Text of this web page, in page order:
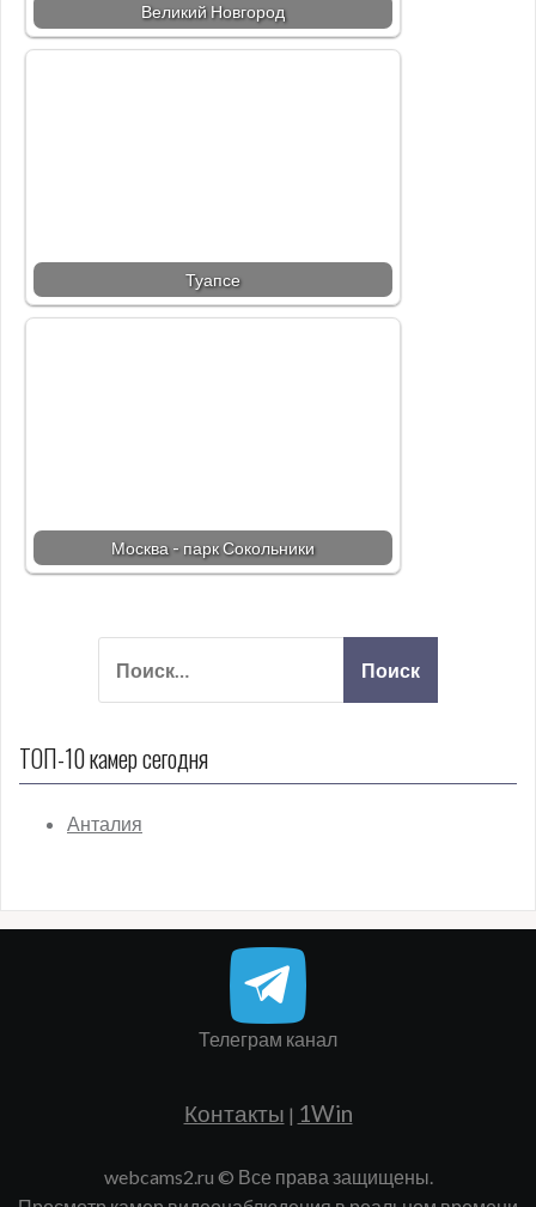
Великий Новгород
Туапсе
Москва - парк Сокольники
ТОП-10 камер сегодня
Телеграм канал
Контакты | 1Win
webcams2.ru © Все права защищены.